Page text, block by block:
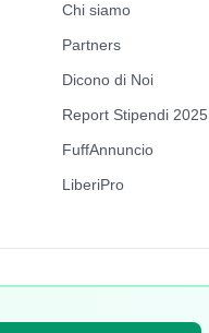
Chi siamo
Partners
Dicono di Noi
Report Stipendi 2025
FuffAnnuncio
LiberiPro